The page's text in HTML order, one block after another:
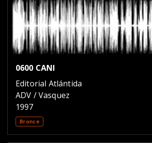
0600 CANI
Editorial Atlántida
ADV / Vasquez
1997
Bronce